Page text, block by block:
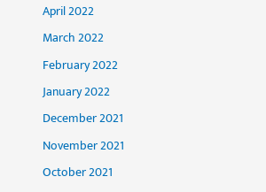
April 2022
March 2022
February 2022
January 2022
December 2021
November 2021
October 2021